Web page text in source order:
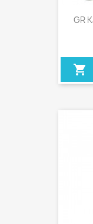
GR
shopping_cart